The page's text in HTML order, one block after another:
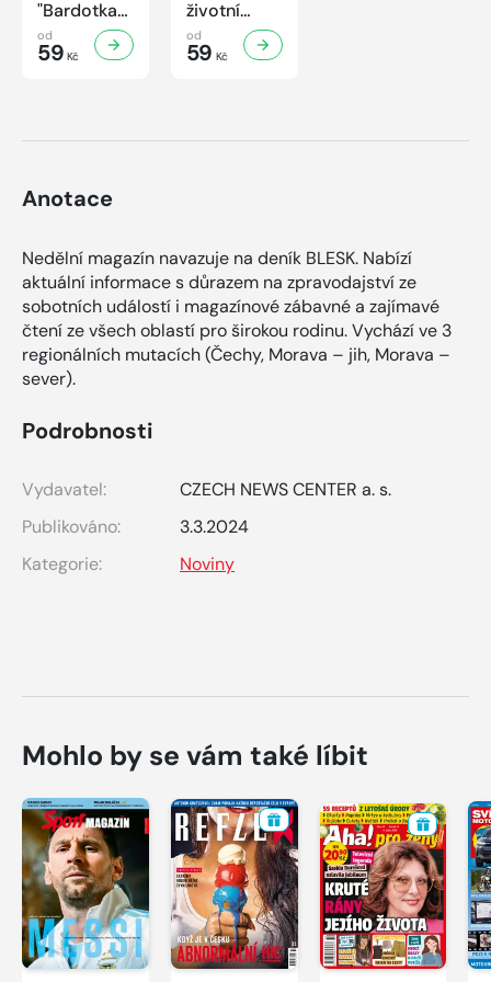
"Bardotka"
Jana
Brejchová
Mezi slávou
od
59 Kč
životní
příběh
sympaťáka
českého
od
59 Kč
Anotace
Nedělní magazín navazuje na deník BLESK. Nabízí
aktuální informace s důrazem na zpravodajství ze
sobotních událostí i magazínové zábavné a zajímavé
čtení ze všech oblastí pro širokou rodinu. Vychází ve 3
regionálních mutacích (Čechy, Morava – jih, Morava –
sever).
Podrobnosti
Vydavatel:
CZECH NEWS CENTER a. s.
Publikováno:
3.3.2024
Kategorie:
Noviny
Mohlo by se vám také líbit